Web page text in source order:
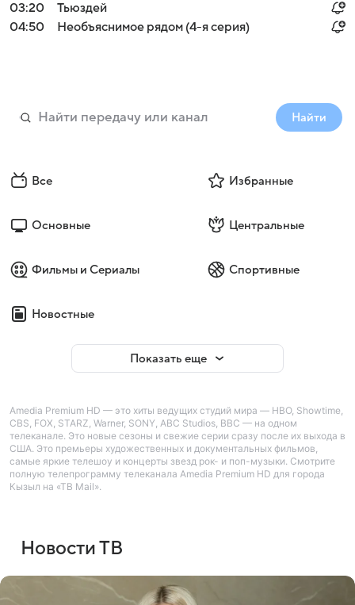
03:20
Тьюздей
04:50
Необъяснимое рядом (4-я серия)
Найти
Все Избранные
Основные Центральные
Фильмы и Сериалы Спортивные
Новостные
Показать еще
Amedia Premium HD — это хиты ведущих студий мира — HBO, Showtime,
CBS, FOX, STARZ, Warner, SONY, ABC Studios, BBC — на одном
телеканале. Это новые сезоны и свежие серии сразу после их выхода в
США. Это премьеры художественных и документальных фильмов,
самые яркие телешоу и концерты звезд рок- и поп-музыки. Смотрите
полную телепрограмму телеканала Amedia Premium HD для города
Кызыл на «ТВ Mail».
Новости ТВ